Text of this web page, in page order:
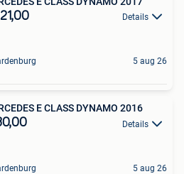
Details
5 aug 26
E CLASS DYNAMO 2016
Details
5 aug 26